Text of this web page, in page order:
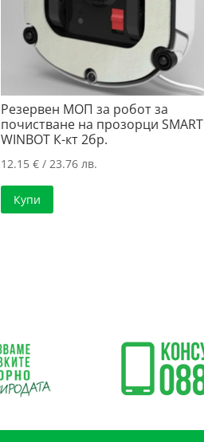
Резервен МОП за робот за
почистване на прозорци SMART
WINBOT К-кт 2бр.
12.15€ / 23.76 лв.
Купи